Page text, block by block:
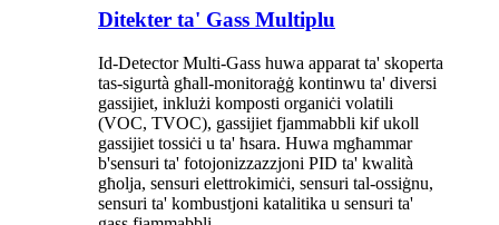
Ditekter ta' Gass Multiplu
Id-Detector Multi-Gass huwa apparat ta' skoperta
tas-sigurtà għall-monitoraġġ kontinwu ta' diversi
gassijiet, inklużi komposti organiċi volatili
(VOC, TVOC), gassijiet fjammabbli kif ukoll
gassijiet tossiċi u ta' ħsara. Huwa mgħammar
b'sensuri ta' fotojonizzazzjoni PID ta' kwalità
għolja, sensuri elettrokimiċi, sensuri tal-ossiġnu,
sensuri ta' kombustjoni katalitika u sensuri ta'